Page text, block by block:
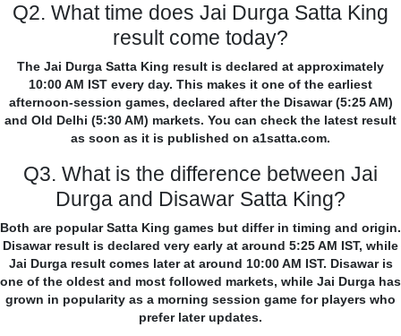
Q2. What time does Jai Durga Satta King
result come today?
The Jai Durga Satta King result is declared at approximately
10:00 AM IST every day. This makes it one of the earliest
afternoon-session games, declared after the Disawar (5:25 AM)
and Old Delhi (5:30 AM) markets. You can check the latest result
as soon as it is published on a1satta.com.
Q3. What is the difference between Jai
Durga and Disawar Satta King?
Both are popular Satta King games but differ in timing and origin.
Disawar result is declared very early at around 5:25 AM IST, while
Jai Durga result comes later at around 10:00 AM IST. Disawar is
one of the oldest and most followed markets, while Jai Durga has
grown in popularity as a morning session game for players who
prefer later updates.